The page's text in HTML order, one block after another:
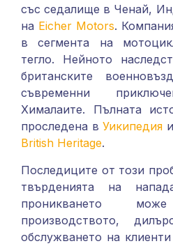
със седалище в Ченай,
на Eicher Motors.
в сегмента на
тегло. Нейното
британските
съвременни
Хималаите. Пълната
проследена в Уикипедия
British Heritage.
Последиците от този
твърденията на
проникването
производството,
обслужването на